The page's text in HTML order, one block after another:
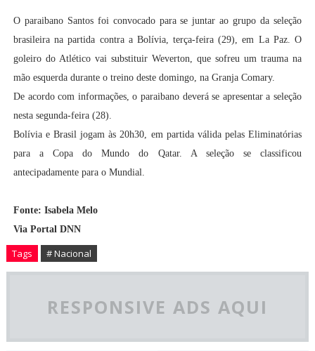
O paraibano Santos foi convocado para se juntar ao grupo da seleção
brasileira na partida contra a Bolívia, terça-feira (29), em La Paz. O
goleiro do Atlético vai substituir Weverton, que sofreu um trauma na
mão esquerda durante o treino deste domingo, na Granja Comary.
De acordo com informações, o paraibano deverá se apresentar a seleção
nesta segunda-feira (28).
Bolívia e Brasil jogam às 20h30, em partida válida pelas Eliminatórias
para a Copa do Mundo do Qatar. A seleção se classificou
antecipadamente para o Mundial.
Fonte: Isabela Melo
Via Portal DNN
Tags # Nacional
RESPONSIVE ADS AQUI